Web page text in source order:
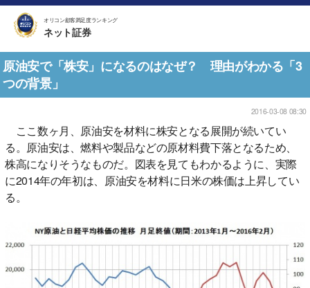
オリコン顧客満足度ランキング
ネット証券
原油安で「株安」になるのはなぜ？ 理由がわかる「3
つの背景」
2016-03-08 08:30
ここ数ヶ月、原油安を材料に株安となる展開が続いてい
る。原油安は、燃料や製品などの原材料費下落となるため、
株高になりそうなものだ。図表を見てもわかるように、実際
に2014年の年初は、原油安を材料に日米の株価は上昇してい
る。